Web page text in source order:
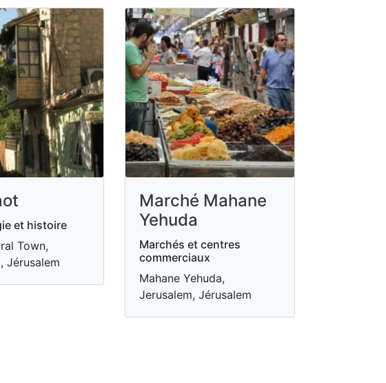
et histoire
Town,
Jérusalem
Marché Mahane
Yehuda
Marchés et centres
commerciaux
Mahane Yehuda,
Jerusalem, Jérusalem